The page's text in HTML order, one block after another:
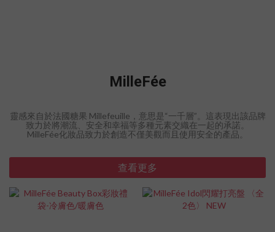
MilleFée
靈感來自於法國糖果 Millefeuille，意思是“一千層”。這表現出該品牌
致力於將潮流、安全和幸福等多種元素交織在一起的承諾。
MilleFée化妝品致力於創造不僅美觀而且使用安全的產品。
查看更多